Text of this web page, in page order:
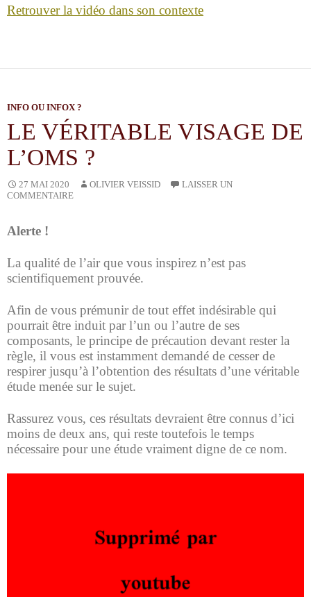
Retrouver la vidéo dans son contexte
INFO OU INFOX ?
LE VÉRITABLE VISAGE DE
L’OMS ?
27 MAI 2020 OLIVIER VEISSID
LAISSER UN
COMMENTAIRE
Alerte !
La qualité de l’air que vous inspirez n’est pas
scientifiquement prouvée.
Afin de vous prémunir de tout effet indésirable qui
pourrait être induit par l’un ou l’autre de ses
composants, le principe de précaution devant rester la
règle, il vous est instamment demandé de cesser de
respirer jusqu’à l’obtention des résultats d’une véritable
étude menée sur le sujet.
Rassurez vous, ces résultats devraient être connus d’ici
moins de deux ans, qui reste toutefois le temps
nécessaire pour une étude vraiment digne de ce nom.